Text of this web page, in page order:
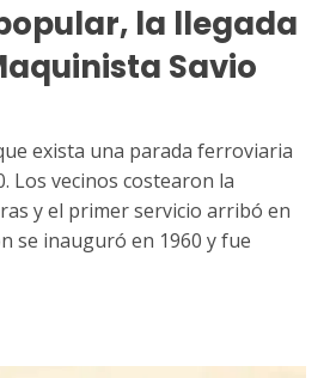
la llegada
Savio
exista una parada ferroviaria
Los vecinos costearon la
y el primer servicio arribó en
se inauguró en 1960 y fue